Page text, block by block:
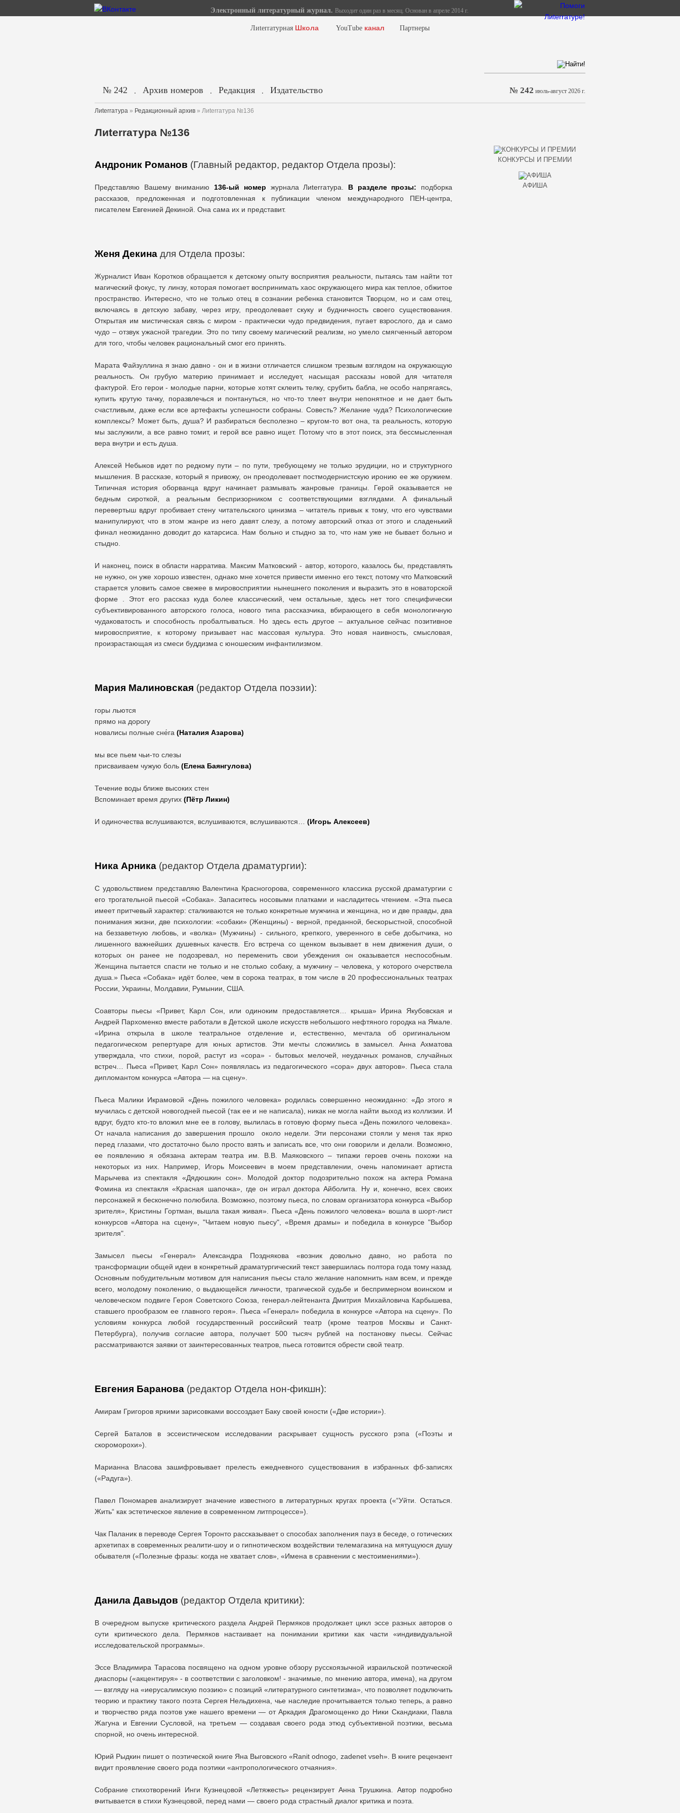
Электронный литературный журнал. Выходит один раз в месяц. Основан в апреле 2014 г.
Лиterraтурная Школа YouTube канал Партнеры
№ 242 . Архив номеров . Редакция . Издательство № 242 июль-август 2026 г.
Лиterraтура » Редакционный архив » Лиterraтура №136
Лиterraтура №136
Андроник Романов (Главный редактор, редактор Отдела прозы):
Представляю Вашему вниманию 136-ый номер журнала Лиterraтура. В разделе прозы: подборка
рассказов, предложенная и подготовленная к публикации членом международного ПЕН-центра,
писателем Евгенией Декиной. Она сама их и представит.
Женя Декина для Отдела прозы:
Журналист Иван Коротков обращается к детскому опыту восприятия реальности, пытаясь там найти тот
магический фокус, ту линзу, которая помогает воспринимать хаос окружающего мира как теплое, обжитое
пространство. Интересно, что не только отец в сознании ребенка становится Творцом, но и сам отец,
включаясь в детскую забаву, через игру, преодолевает скуку и будничность своего существования.
Открытая им мистическая связь с миром - практически чудо предвидения, пугает взрослого, да и само
чудо – отзвук ужасной трагедии. Это по типу своему магический реализм, но умело смягченный автором
для того, чтобы человек рациональный смог его принять.
Марата Файзуллина я знаю давно - он и в жизни отличается слишком трезвым взглядом на окружающую
реальность. Он грубую материю принимает и исследует, насыщая рассказы новой для читателя
фактурой. Его герои - молодые парни, которые хотят склеить телку, срубить бабла, не особо напрягаясь,
купить крутую тачку, поразвлечься и понтануться, но что-то тлеет внутри непонятное и не дает быть
счастливым, даже если все артефакты успешности собраны. Совесть? Желание чуда? Психологические
комплексы? Может быть, душа? И разбираться бесполезно – кругом-то вот она, та реальность, которую
мы заслужили, а все равно томит, и герой все равно ищет. Потому что в этот поиск, эта бессмысленная
вера внутри и есть душа.
Алексей Небыков идет по редкому пути – по пути, требующему не только эрудиции, но и структурного
мышления. В рассказе, который я привожу, он преодолевает постмодернистскую иронию ее же оружием.
Типичная история оборванца вдруг начинает размывать жанровые границы. Герой оказывается не
бедным сироткой, а реальным беспризорником с соответствующими взглядами. А финальный
перевертыш вдруг пробивает стену читательского цинизма – читатель привык к тому, что его чувствами
манипулируют, что в этом жанре из него давят слезу, а потому авторский отказ от этого и сладенький
финал неожиданно доводит до катарсиса. Нам больно и стыдно за то, что нам уже не бывает больно и
стыдно.
И наконец, поиск в области нарратива. Максим Матковский - автор, которого, казалось бы, представлять
не нужно, он уже хорошо известен, однако мне хочется привести именно его текст, потому что Матковский
старается уловить самое свежее в мировосприятии нынешнего поколения и выразить это в новаторской
форме . Этот его рассказ куда более классический, чем остальные, здесь нет того специфически
субъективированного авторского голоса, нового типа рассказчика, вбирающего в себя монологичную
чудаковатость и способность пробалтываться. Но здесь есть другое – актуальное сейчас позитивное
мировосприятие, к которому призывает нас массовая культура. Это новая наивность, смысловая,
произрастающая из смеси буддизма с юношеским инфантилизмом.
Мария Малиновская (редактор Отдела поэзии):
горы льются
прямо на дорогу
новалисы полные сне́га (Наталия Азарова)
мы все пьем чьи-то слезы
присваиваем чужую боль (Елена Баянгулова)
Течение воды ближе высоких стен
Вспоминает время других (Пётр Ликин)
И одиночества вслушиваются, вслушиваются, вслушиваются… (Игорь Алексеев)
Ника Арника (редактор Отдела драматургии):
С удовольствием представляю Валентина Красногорова, современного классика русской драматургии с
его трогательной пьесой «Собака». Запаситесь носовыми платками и насладитесь чтением. «Эта пьеса
имеет притчевый характер: сталкиваются не только конкретные мужчина и женщина, но и две правды, два
понимания жизни, две психологии: «собаки» (Женщины) - верной, преданной, бескорыстной, способной
на беззаветную любовь, и «волка» (Мужчины) - сильного, крепкого, уверенного в себе добытчика, но
лишенного важнейших душевных качеств. Его встреча со щенком вызывает в нем движения души, о
которых он ранее не подозревал, но переменить свои убеждения он оказывается неспособным.
Женщина пытается спасти не только и не столько собаку, а мужчину – человека, у которого очерствела
душа.» Пьеса «Собака» идёт более, чем в сорока театрах, в том числе в 20 профессиональных театрах
России, Украины, Молдавии, Румынии, США.
Соавторы пьесы «Привет, Карл Сон, или одиноким предоставляется… крыша» Ирина Якубовская и
Андрей Пархоменко вместе работали в Детской школе искусств небольшого нефтяного городка на Ямале.
«Ирина открыла в школе театральное отделение и, естественно, мечтала об оригинальном
педагогическом репертуаре для юных артистов. Эти мечты сложились в замысел. Анна Ахматова
утверждала, что стихи, порой, растут из «сора» - бытовых мелочей, неудачных романов, случайных
встреч… Пьеса «Привет, Карл Сон» появлялась из педагогического «сора» двух авторов». Пьеса стала
дипломантом конкурса «Автора — на сцену».
Пьеса Малики Икрамовой «День пожилого человека» родилась совершенно неожиданно: «До этого я
мучилась с детской новогодней пьесой (так ее и не написала), никак не могла найти выход из коллизии. И
вдруг, будто кто-то вложил мне ее в голову, вылилась в готовую форму пьеса «День пожилого человека».
От начала написания до завершения прошло около недели. Эти персонажи стояли у меня так ярко
перед глазами, что достаточно было просто взять и записать все, что они говорили и делали. Возможно,
ее появлению я обязана актерам театра им. В.В. Маяковского – типажи героев очень похожи на
некоторых из них. Например, Игорь Моисеевич в моем представлении, очень напоминает артиста
Марычева из спектакля «Дядюшкин сон». Молодой доктор подозрительно похож на актера Романа
Фомина из спектакля «Красная шапочка», где он играл доктора Айболита. Ну и, конечно, всех своих
персонажей я бесконечно полюбила. Возможно, поэтому пьеса, по словам организатора конкурса «Выбор
зрителя», Кристины Гортман, вышла такая живая». Пьеса «День пожилого человека» вошла в шорт-лист
конкурсов «Автора на сцену», "Читаем новую пьесу", «Время драмы» и победила в конкурсе "Выбор
зрителя".
Замысел пьесы «Генерал» Александра Позднякова «возник довольно давно, но работа по
трансформации общей идеи в конкретный драматургический текст завершилась полтора года тому назад.
Основным побудительным мотивом для написания пьесы стало желание напомнить нам всем, и прежде
всего, молодому поколению, о выдающейся личности, трагической судьбе и беспримерном воинском и
человеческом подвиге Героя Советского Союза, генерал-лейтенанта Дмитрия Михайловича Карбышева,
ставшего прообразом ее главного героя». Пьеса «Генерал» победила в конкурсе «Автора на сцену». По
условиям конкурса любой государственный российский театр (кроме театров Москвы и Санкт-
Петербурга), получив согласие автора, получает 500 тысяч рублей на постановку пьесы. Сейчас
рассматриваются заявки от заинтересованных театров, пьеса готовится обрести свой театр.
Евгения Баранова (редактор Отдела нон-фикшн):
Амирам Григоров яркими зарисовками воссоздает Баку своей юности («Две истории»).
Сергей Баталов в эссеистическом исследовании раскрывает сущность русского рэпа («Поэты и
скороморохи»).
Марианна Власова зашифровывает прелесть ежедневного существования в избранных фб-записях
(«Радуга»).
Павел Пономарев анализирует значение известного в литературных кругах проекта («“Уйти. Остаться.
Жить“ как эстетическое явление в современном литпроцессе»).
Чак Паланик в переводе Сергея Торонто рассказывает о способах заполнения пауз в беседе, о готических
архетипах в современных реалити-шоу и о гипнотическом воздействии телемагазина на мятущуюся душу
обывателя («Полезные фразы: когда не хватает слов», «Имена в сравнении с местоимениями»).
Данила Давыдов (редактор Отдела критики):
В очередном выпуске критического раздела Андрей Пермяков продолжает цикл эссе разных авторов о
сути критического дела. Пермяков настаивает на понимании критики как части «индивидуальной
исследовательской программы».
Эссе Владимира Тарасова посвящено на одном уровне обзору русскоязычной израильской поэтической
диаспоры («акцентируя» - в соответствии с заголовком! - значимые, по мнению автора, имена), на другом
— взгляду на «иерусалимскую поэзию» с позиций «литературного синтетизма», что позволяет подключить
теорию и практику такого поэта Сергея Нельдихена, чье наследие прочитывается только теперь, а равно
и творчество ряда поэтов уже нашего времени — от Аркадия Драгомощенко до Ники Скандиаки, Павла
Жагуна и Евгении Сусловой, на третьем — создавая своего рода этюд субъективной поэтики, весьма
спорной, но очень интересной.
Юрий Рыдкин пишет о поэтической книге Яна Выговского «Ranit odnogo, zadenet vseh». В книге рецензент
видит проявление своего рода поэтики «антропологического отчаяния».
Собрание стихотворений Инги Кузнецовой «Летяжесть» рецензирует Анна Трушкина. Автор подробно
вчитывается в стихи Кузнецовой, перед нами — своего рода страстный диалог критика и поэта.
КОНКУРСЫ И ПРЕМИИ
АФИША